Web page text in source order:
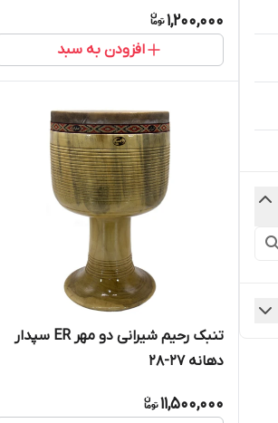
1,200,000
افزودن به سبد
تنبک رحیم شیرانی دو مهر ER سپدار
دهانه 27-28
11,500,000